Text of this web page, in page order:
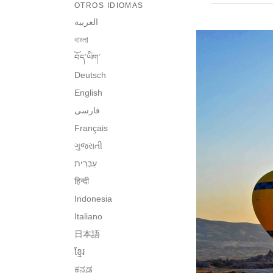
OTROS IDIOMAS
العربية
বাংলা
བོད་ཡིག་
Deutsch
English
فارسی
Français
ગુજરાતી
हिन्दी
Indonesia
Italiano
日本語
ខ្មែរ
ಕನ್ನಡ